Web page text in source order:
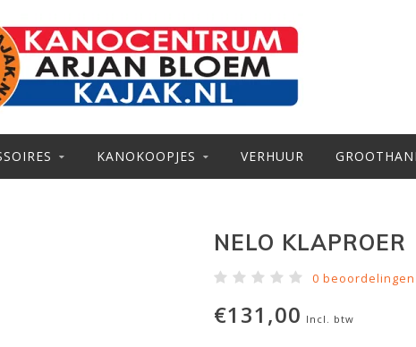
KANOKOOPJES VERHUUR
NELO KLAPROER
0 beoordelingen
€131,00 Incl. btw